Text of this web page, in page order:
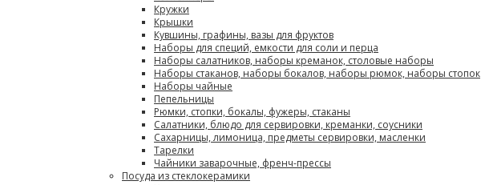
Кружки
Крышки
Кувшины, графины, вазы для фруктов
Наборы для специй, емкости для соли и перца
Наборы салатников, наборы креманок, столовые наборы
Наборы стаканов, наборы бокалов, наборы рюмок, наборы стопок
Наборы чайные
Пепельницы
Рюмки, стопки, бокалы, фужеры, стаканы
Салатники, блюдо для сервировки, креманки, соусники
Сахарницы, лимоница, предметы сервировки, масленки
Тарелки
Чайники заварочные, френч-прессы
Посуда из стеклокерамики